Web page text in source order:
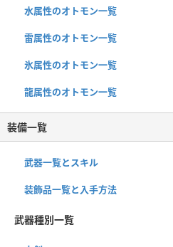
水属性のオトモン一覧
雷属性のオトモン一覧
氷属性のオトモン一覧
龍属性のオトモン一覧
装備一覧
武器一覧とスキル
装飾品一覧と入手方法
武器種別一覧